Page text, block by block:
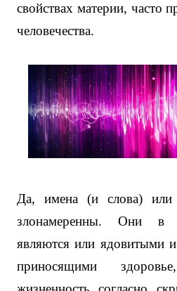
свойствах материи, часто
человечества.
Да, имена (и слова) или
злонамеренны. Они в
являются или ядовитыми
приносящими